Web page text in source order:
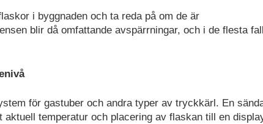
i byggnaden och ta reda på om de är
blir då omfattande avspärrningar, och i de flesta fall
för gastuber och andra typer av tryckkärl. En
temperatur och placering av flaskan till en